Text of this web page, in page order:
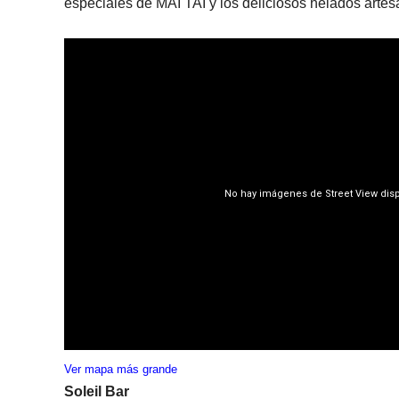
especiales de MAI TAI y los deliciosos helados
Ver mapa más grande
Soleil
Bar